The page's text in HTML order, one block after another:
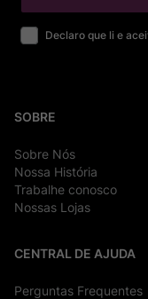
Declaro que li e
SOBRE
Sobre Nós
Nossa História
Trabalhe conosco
Nossas Lojas
CENTRAL DE AJUDA
Perguntas Frequentes